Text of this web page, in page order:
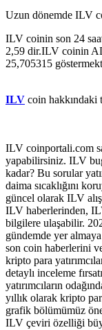
Uzun dönemde ILV
ILV coinin son 24
2,59 dir.ILV coinin
25,705315
ILV coin hakkındaki
ILV coinportali.com
yapabilirsiniz. ILV
kadar? Bu sorular
daima sıcaklığını
güncel olarak ILV
ILV haberlerinden,
bilgilere ulaşabilir.
gündemde yer
son coin haberlerini
kripto para
detaylı inceleme
yatırımcıların
yıllık olarak kripto
grafik bölümümüz
ILV çeviri özelliği